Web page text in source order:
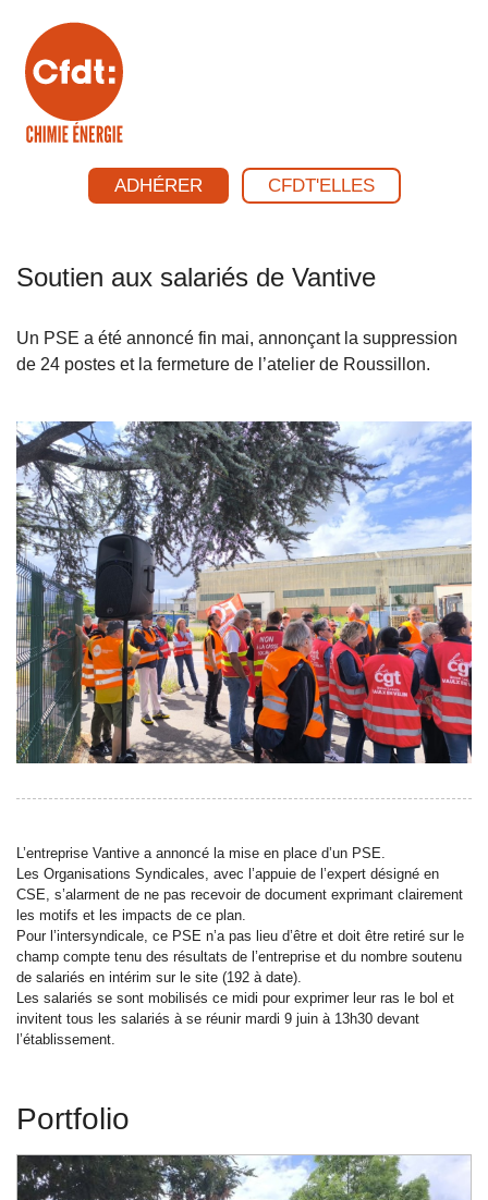
ADHÉRER CFDT'ELLES
Soutien aux salariés de Vantive
Un PSE a été annoncé fin mai, annonçant la suppression
de 24 postes et la fermeture de l’atelier de Roussillon.
L’entreprise Vantive a annoncé la mise en place d’un PSE.
Les Organisations Syndicales, avec l’appuie de l’expert désigné en
CSE, s’alarment de ne pas recevoir de document exprimant clairement
les motifs et les impacts de ce plan.
Pour l’intersyndicale, ce PSE n’a pas lieu d’être et doit être retiré sur le
champ compte tenu des résultats de l’entreprise et du nombre soutenu
de salariés en intérim sur le site (192 à date).
Les salariés se sont mobilisés ce midi pour exprimer leur ras le bol et
invitent tous les salariés à se réunir mardi 9 juin à 13h30 devant
l’établissement.
Portfolio